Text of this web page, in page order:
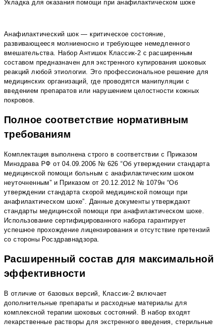
Укладка для оказания помощи при анафилактическом шоке
Анафилактический шок — критическое состояние,
развивающееся молниеносно и требующее немедленного
вмешательства. Набор Антишок Классик-2 с расширенным
составом предназначен для экстренного купирования шоковых
реакций любой этиологии. Это профессиональное решение для
медицинских организаций, где проводятся манипуляции с
введением препаратов или нарушением целостности кожных
покровов.
Полное соответствие нормативным
требованиям
Комплектация выполнена строго в соответствии с Приказом
Минздрава РФ от 04.09.2006 № 626 “Об утверждении стандарта
медицинской помощи больным с анафилактическим шоком
неуточненным” и Приказом от 20.12.2012 № 1079н “Об
утверждении стандарта скорой медицинской помощи при
анафилактическом шоке”. Данные документы утверждают
стандарты медицинской помощи при анафилактическом шоке.
Использование сертифицированного набора гарантирует
успешное прохождение лицензирования и отсутствие претензий
со стороны Росздравнадзора.
Расширенный состав для максимальной
эффективности
В отличие от базовых версий, Классик-2 включает
дополнительные препараты и расходные материалы для
комплексной терапии шоковых состояний. В набор входят
лекарственные растворы для экстренного введения, стерильные